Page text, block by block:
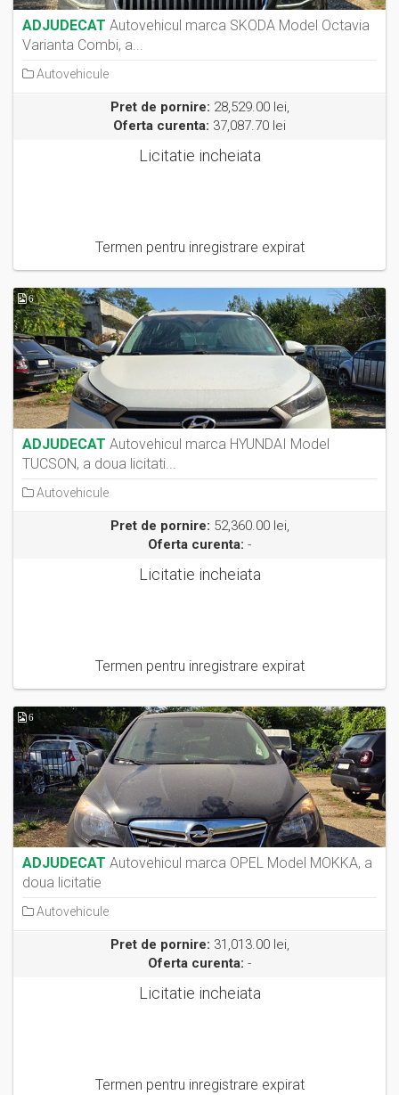
ADJUDECAT Autovehicul marca SKODA Model Octavia
Varianta Combi, a...
Autovehicule
Pret de pornire: 28,529.00 lei,
Oferta curenta: 37,087.70 lei
Licitatie incheiata
Termen pentru inregistrare expirat
6
ADJUDECAT Autovehicul marca HYUNDAI Model
TUCSON, a doua licitati...
Autovehicule
Pret de pornire: 52,360.00 lei,
Oferta curenta: -
Licitatie incheiata
Termen pentru inregistrare expirat
6
ADJUDECAT Autovehicul marca OPEL Model MOKKA, a
doua licitatie
Autovehicule
Pret de pornire: 31,013.00 lei,
Oferta curenta: -
Licitatie incheiata
Termen pentru inregistrare expirat